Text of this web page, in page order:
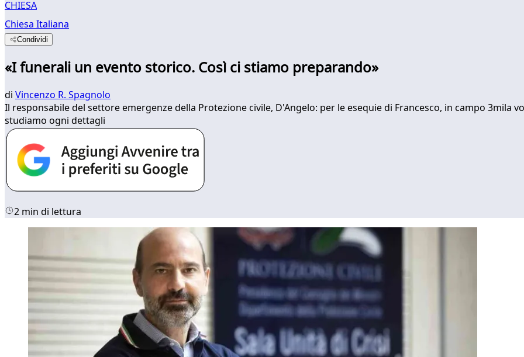
CHIESA
Chiesa Italiana
Condividi
«I funerali un evento storico. Così ci stiamo preparando»
di Vincenzo R. Spagnolo
Il responsabile del settore emergenze della Protezione civile, D'Angelo: per le esequie di Francesco, in campo 3mila
studiamo ogni dettagli
2 min di lettura